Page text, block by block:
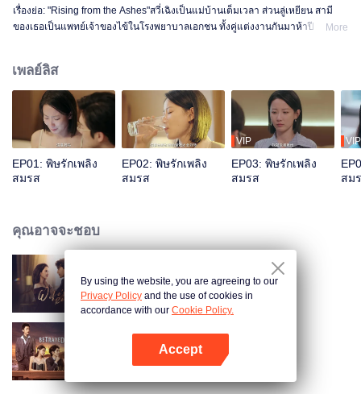
เรื่องย่อ: "Rising from the Ashes"สวี่เฉิงเป็นแม่บ้านเต็มเวลา ส่วนลู่เหยียน สามี
ของเธอเป็นแพทย์เจ้าของไข้ในโรงพยาบาลเอกชน ทั้งคู่แต่งงานกันมาห้าปี มี
อื่น แต่แล้วอุบัติเหตุรถยนต์ครั้งหนึ่งก็เปลี่ยนแปลงชีวิตแต่งงานที่ดูเหมือนจะ
สมบูรณ์แบบนี้ไปตลอดกาล ลู่เหยียนรอดชีวิตจากรถตกน้ำเพราะมีคนผ่านมาช่วย
แต่สวี่เฉิงกลับหายตัวไปอย่างไร้ร่องรอย
More
เพลย์ลิส
EP01: พิษรักเพลิง
สมรส
EP02: พิษรักเพลิง
สมรส
VIP
EP03: พิษรักเพลิง
สมรส
VIP
สม
คุณอาจจะชอบ
ปมรักแรงแค้น
รักซ้อน ซ่อนแค้น
By using the website, you are agreeing to our
Privacy Policy and the use of cookies in
accordance with our Cookie Policy.
Accept